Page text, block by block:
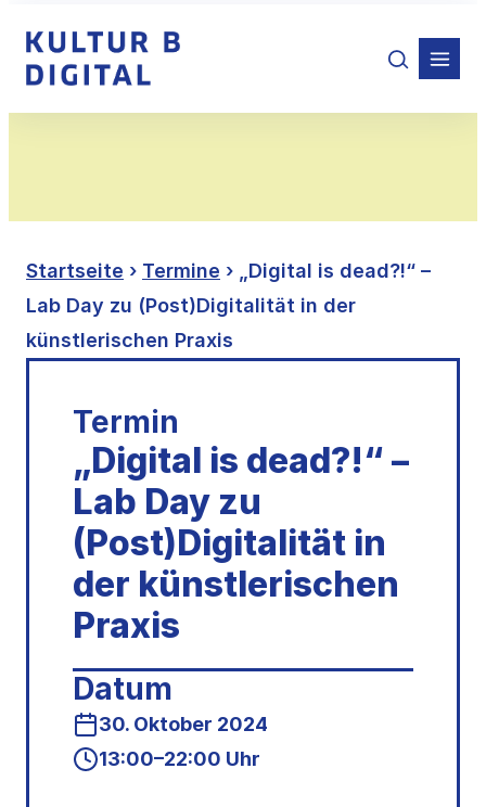
Inhalt
springen
Startseite › Termine › „Digital is dead?!“ –
Lab Day zu (Post)Digitalität in der
künstlerischen Praxis
Termin
„Digital is dead?!“ –
Lab Day zu
(Post)Digitalität in
der künstlerischen
Praxis
Datum
30. Oktober 2024
13:00–22:00 Uhr